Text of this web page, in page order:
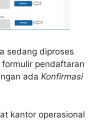
sedang diproses
pendaftaran
ada Konfirmasi
kantor operasional